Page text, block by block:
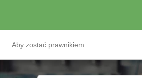
Aby zostać prawnikiem